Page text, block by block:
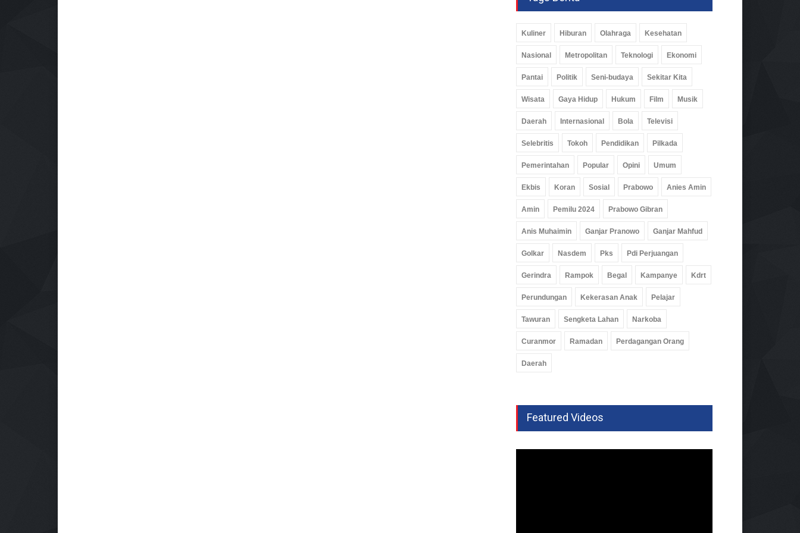
Kuliner Hiburan Olahraga Kesehatan
Nasional Metropolitan Teknologi Ekonomi
Pantai Politik Seni-budaya Sekitar Kita
Wisata Gaya Hidup Hukum Film Musik
Daerah Internasional Bola Televisi
Selebritis Tokoh Pendidikan Pilkada
Pemerintahan Popular Opini Umum
Ekbis Koran Sosial Prabowo Anies Amin
Amin Pemilu 2024 Prabowo Gibran
Anis Muhaimin Ganjar Pranowo Ganjar Mahfud
Golkar Nasdem Pks Pdi Perjuangan
Gerindra Rampok Begal Kampanye Kdrt
Perundungan Kekerasan Anak Pelajar
Tawuran Sengketa Lahan Narkoba
Curanmor Ramadan Perdagangan Orang
Daerah
Featured Videos